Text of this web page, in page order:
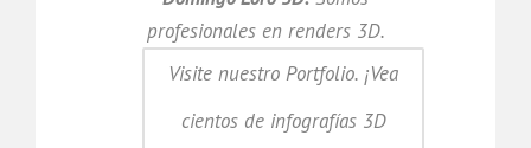
profesionales en renders 3D.
Visite nuestro Portfolio. ¡Vea
cientos de infografías 3D